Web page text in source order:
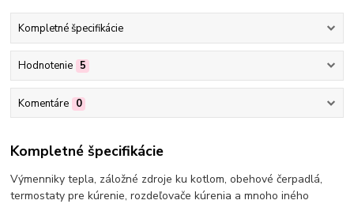
Kompletné špecifikácie
Hodnotenie 5
Komentáre 0
Kompletné špecifikácie
Výmenniky tepla, záložné zdroje ku kotlom, obehové čerpadlá,
termostaty pre kúrenie, rozdeľovače kúrenia a mnoho iného